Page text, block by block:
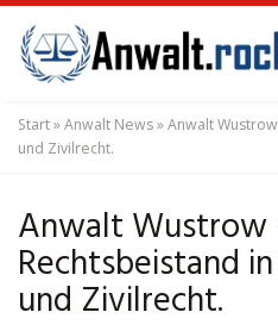
to
main
content
Start»Anwalt News»Anwalt
und Zivilrecht.
Anwalt Wustrow
Rechtsbeistand
und Zivilrecht.